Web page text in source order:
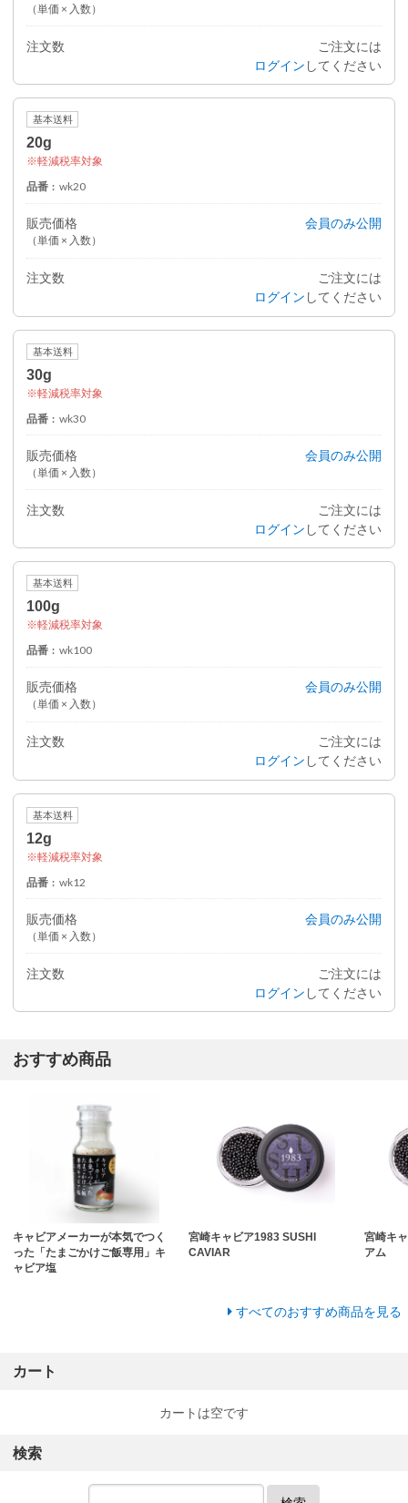
（単価 × 入数）
注文数
ご注文には
ログイン してください
基本送料
20g
軽減税率対象
品番
wk20
販売価格
（単価 × 入数）
会員のみ公開
注文数
ご注文には
ログイン してください
基本送料
30g
軽減税率対象
品番
wk30
販売価格
（単価 × 入数）
会員のみ公開
注文数
ご注文には
ログイン してください
基本送料
100g
軽減税率対象
品番
wk100
販売価格
（単価 × 入数）
会員のみ公開
注文数
ご注文には
ログイン してください
基本送料
12g
軽減税率対象
品番
wk12
販売価格
（単価 × 入数）
会員のみ公開
注文数
ご注文には
ログイン してください
おすすめ商品
キャビアメーカーが本気でつく
った「たまごかけご飯専用」キ
ャビア塩
宮崎キャビア1983 SUSHI
CAVIAR
宮崎キ
アム
すべてのおすすめ商品を見る
カート
カートは空です
検索